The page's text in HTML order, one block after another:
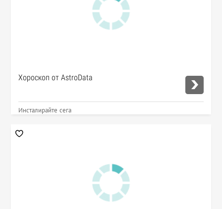
Хороскоп от AstroData
Инсталирайте сега